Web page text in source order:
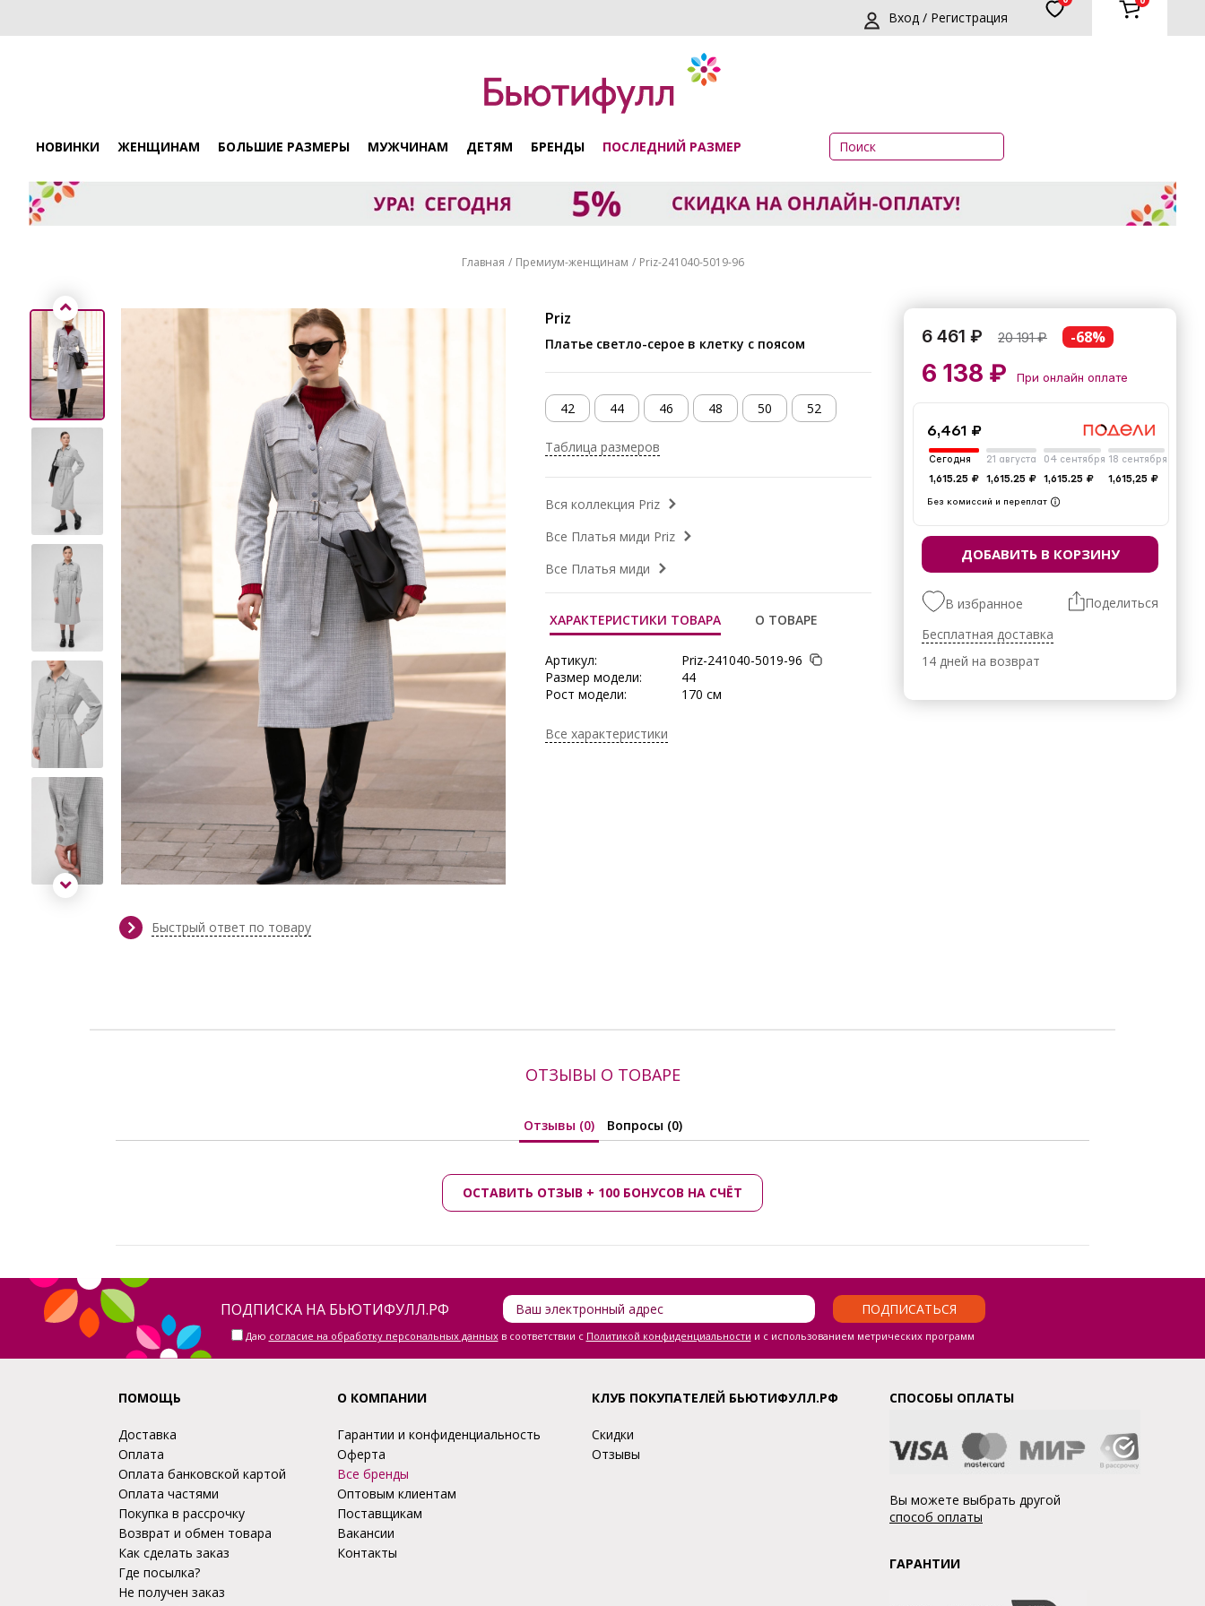
Вход / Регистрация
НОВИНКИ ЖЕНЩИНАМ БОЛЬШИЕ РАЗМЕРЫ МУЖЧИНАМ ДЕТЯМ БРЕНДЫ ПОСЛЕДНИЙ РАЗМЕР
Главная Премиум-женщинам Priz-241040-5019-96
Быстрый ответ по товару
Priz
Платье светло-серое в клетку с поясом
42 44 46 48 50 52
Таблица размеров
Вся коллекция Priz
Все Платья миди Priz
Все Платья миди
ХАРАКТЕРИСТИКИ ТОВАРА О ТОВАРЕ
Артикул:
Priz-241040-5019-96
Размер модели:
44
Рост модели:
170 см
Тип ткани:
Все характеристики
6 461 ₽ 20 191₽ -68%
6 138 ₽ При онлайн оплате
6,461 ₽
Сегодня
1,615.25 ₽
21 августа
1,615.25 ₽
04 сентября
1,615.25 ₽
18 сентября
1,615,25 ₽
Без комиссий и переплат
ДОБАВИТЬ В КОРЗИНУ
В избранное
Поделиться
Бесплатная доставка
14 дней на возврат
ОТЗЫВЫ О ТОВАРЕ
Отзывы (0) Вопросы (0)
ОСТАВИТЬ ОТЗЫВ + 100 БОНУСОВ НА СЧЁТ
ПОДПИСКА НА БЬЮТИФУЛЛ.РФ ПОДПИСАТЬСЯ
Даю согласие на обработку персональных данныхв соответствии с Политикой конфиденциальности и с использованием метрических программ
ПОМОЩЬ
Доставка
Оплата
Оплата банковской картой
Оплата частями
Покупка в рассрочку
Возврат и обмен товара
Как сделать заказ
Где посылка?
Не получен заказ
О КОМПАНИИ
Гарантии и конфиденциальность
Оферта
Все бренды
Оптовым клиентам
Поставщикам
Вакансии
Контакты
КЛУБ ПОКУПАТЕЛЕЙ БЬЮТИФУЛЛ.РФ
Скидки
Отзывы
СПОСОБЫ ОПЛАТЫ
Вы можете выбрать другой
способ оплаты
ГАРАНТИИ